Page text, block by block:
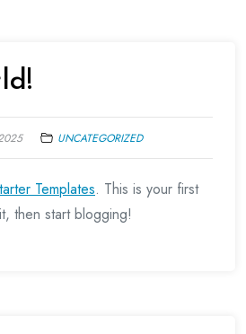
UNCATEGORIZED
Templates. This is your first
then start blogging!